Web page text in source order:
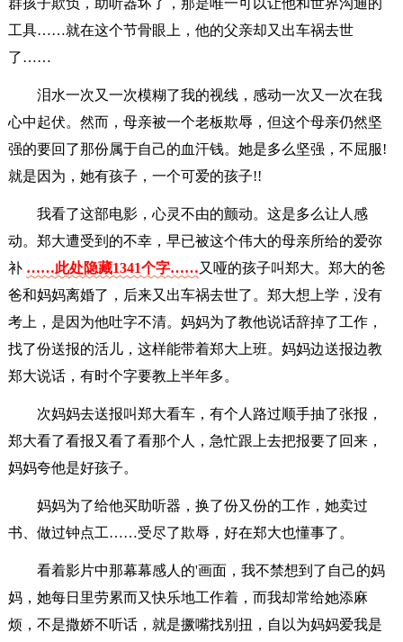
群孩子欺负，助听器坏了，那是唯一可以让他和世界沟通的
工具……就在这个节骨眼上，他的父亲却又出车祸去世
了……
泪水一次又一次模糊了我的视线，感动一次又一次在我
心中起伏。然而，母亲被一个老板欺辱，但这个母亲仍然坚
强的要回了那份属于自己的血汗钱。她是多么坚强，不屈服!
就是因为，她有孩子，一个可爱的孩子!!
我看了这部电影，心灵不由的颤动。这是多么让人感
动。郑大遭受到的不幸，早已被这个伟大的母亲所给的爱弥
补 ……此处隐藏1341个字……又哑的孩子叫郑大。郑大的爸
爸和妈妈离婚了，后来又出车祸去世了。郑大想上学，没有
考上，是因为他吐字不清。妈妈为了教他说话辞掉了工作，
找了份送报的活儿，这样能带着郑大上班。妈妈边送报边教
郑大说话，有时个字要教上半年多。
次妈妈去送报叫郑大看车，有个人路过顺手抽了张报，
郑大看了看报又看了看那个人，急忙跟上去把报要了回来，
妈妈夸他是好孩子。
妈妈为了给他买助听器，换了份又份的工作，她卖过
书、做过钟点工……受尽了欺辱，好在郑大也懂事了。
看着影片中那幕幕感人的'画面，我不禁想到了自己的妈
妈，她每日里劳累而又快乐地工作着，而我却常给她添麻
烦，不是撒娇不听话，就是撅嘴找别扭，自以为妈妈爱我是